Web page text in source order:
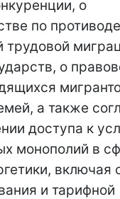
о
по
трудовой
о
а также
доступа к
монополий в
включая
и тарифной